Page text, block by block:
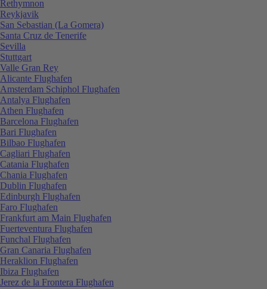
Rethymnon
Reykjavik
San Sebastian (La Gomera)
Santa Cruz de Tenerife
Sevilla
Stuttgart
Valle Gran Rey
Alicante Flughafen
Amsterdam Schiphol Flughafen
Antalya Flughafen
Athen Flughafen
Barcelona Flughafen
Bari Flughafen
Bilbao Flughafen
Cagliari Flughafen
Catania Flughafen
Chania Flughafen
Dublin Flughafen
Edinburgh Flughafen
Faro Flughafen
Frankfurt am Main Flughafen
Fuerteventura Flughafen
Funchal Flughafen
Gran Canaria Flughafen
Heraklion Flughafen
Ibiza Flughafen
Jerez de la Frontera Flughafen